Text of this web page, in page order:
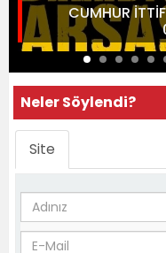
CUMHUR
Neler Söylendi?
Site